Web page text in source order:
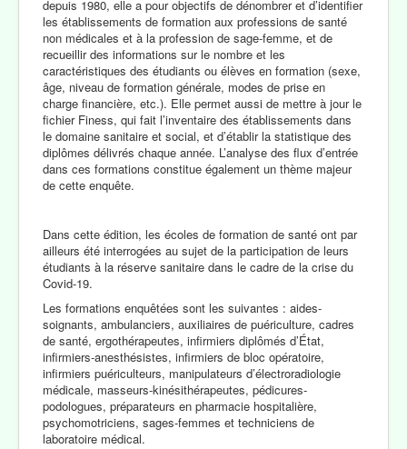
depuis 1980, elle a pour objectifs de dénombrer et d’identifier
les établissements de formation aux professions de santé
non médicales et à la profession de sage-femme, et de
recueillir des informations sur le nombre et les
caractéristiques des étudiants ou élèves en formation (sexe,
âge, niveau de formation générale, modes de prise en
charge financière, etc.). Elle permet aussi de mettre à jour le
fichier Finess, qui fait l’inventaire des établissements dans
le domaine sanitaire et social, et d’établir la statistique des
diplômes délivrés chaque année. L’analyse des flux d’entrée
dans ces formations constitue également un thème majeur
de cette enquête.
Dans cette édition, les écoles de formation de santé ont par
ailleurs été interrogées au sujet de la participation de leurs
étudiants à la réserve sanitaire dans le cadre de la crise du
Covid-19.
Les formations enquêtées sont les suivantes : aides-
soignants, ambulanciers, auxiliaires de puériculture, cadres
de santé, ergothérapeutes, infirmiers diplômés d’État,
infirmiers-anesthésistes, infirmiers de bloc opératoire,
infirmiers puériculteurs, manipulateurs d’électroradiologie
médicale, masseurs-kinésithérapeutes, pédicures-
podologues, préparateurs en pharmacie hospitalière,
psychomotriciens, sages-femmes et techniciens de
laboratoire médical.